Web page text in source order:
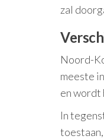
zal
Noord-
meeste
en wordt
In